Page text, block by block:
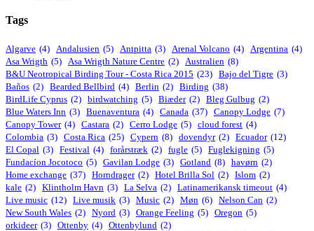
Tags
Algarve (4) Andalusien (5) Antpitta (3) Arenal Volcano (4) Argentina (4)
Asa Wrigth (5) Asa Wrigth Nature Centre (2) Australien (8)
B&U Neotropical Birding Tour - Costa Rica 2015 (23) Bajo del Tigre (3)
Baños (2) Bearded Bellbird (4) Berlin (2) Birding (38)
BirdLife Cyprus (2) birdwatching (5) Biæder (2) Bleg Gulbug (2)
Blue Waters Inn (3) Buenaventura (4) Canada (37) Canopy Lodge (7)
Canopy Tower (4) Castara (2) Cerro Lodge (5) cloud forest (4)
Colombia (3) Costa Rica (25) Cypern (8) dovendyr (2) Ecuador (12)
El Copal (3) Festival (4) forårstræk (2) fugle (5) Fuglekigning (5)
Fundacíon Jocotoco (5) Gavilan Lodge (3) Gotland (8) havørn (2)
Home exchange (37) Horndrager (2) Hotel Brilla Sol (2) Islom (2)
kale (2) Klintholm Havn (3) La Selva (2) Latinamerikansk timeout (4)
Live music (12) Live musik (3) Music (2) Møn (6) Nelson Can (2)
New South Wales (2) Nyord (3) Orange Feeling (5) Oregon (5)
orkideer (3) Ottenby (4) Ottenbylund (2)